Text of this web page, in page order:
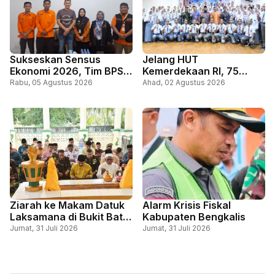
Sukseskan Sensus
Ekonomi 2026, Tim BPS
Lakukan Pendataan di
Kapolres
Rabu, 05 Agustus 2026
Jelang HUT
Kemerdekaan RI, 75
Pelajar Ikuti Pemusatan
Paskibraka Bengkalis
Ahad, 02 Agustus 2026
Ziarah ke Makam Datuk
Laksamana di Bukit Batu
Tutup Rangkaian
Jumat, 31 Juli 2026
Alarm Krisis Fiskal
Kabupaten Bengkalis
Jumat, 31 Juli 2026